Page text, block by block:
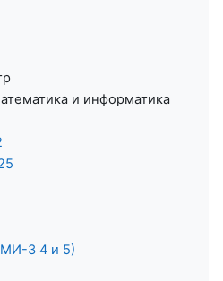
и информатика
3 4 и 5)